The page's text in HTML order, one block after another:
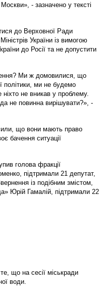
- зазначено у тексті
до Верховної Ради
України із вимогою
до Росії та не допустити
Ми ж домовилися, що
політики, ми не будемо
не вникав у проблему.
не повинна вирішувати?», -
що вони мають право
бачення ситуації
голова фракції
підтримали 21 депутат,
із подібним змістом,
Юрій Гамалій, підтримали 22
що на сесії міськради
води.